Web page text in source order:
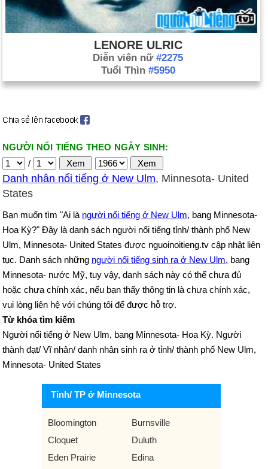
LENORE ULRIC
Diễn viên nữ #2275
Tuổi Thìn #5950
NGƯỜI NỔI TIẾNG THEO NGÀY SINH:
/
Danh nhân nổi tiếng ở New Ulm, Minnesota- United
States
Bạn muốn tìm "Ai là người nổi tiếng ở New Ulm, bang Minnesota-
Hoa Kỳ?" Đây là danh sách người nổi tiếng tỉnh/ thành phố New
Ulm, Minnesota- United States được nguoinoitieng.tv cập nhật liên
tục. Danh sách những người nổi tiếng sinh ra ở New Ulm, bang
Minnesota- nước Mỹ, tuy vậy, danh sách này có thể chưa đủ
hoặc chưa chính xác, nếu bạn thấy thông tin là chưa chính xác,
vui lòng liên hệ với chúng tôi để được hỗ trợ.
Từ khóa tìm kiếm
Người nổi tiếng ở New Ulm, bang Minnesota- Hoa Kỳ. Người
thành đạt/ Vĩ nhân/ danh nhân sinh ra ở tỉnh/ thành phố New Ulm,
Minnesota- United States
Tỉnh/ TP ở Minnesota
Bloomington
Burnsville
Cloquet
Duluth
Eden Prairie
Edina